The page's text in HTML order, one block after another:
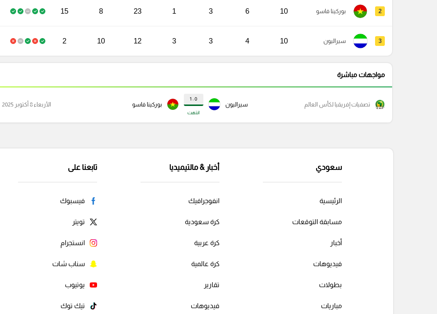
2 بوركينا فاسو 10
6
3
1
23
8
15
3 سيراليون 10
4
3
3
12
10
2
مواجهات مباشرة
سيراليون
0 : 1
انتهت
بوركينا فاسو تصفيات إفريقيا لكأس العالم الأربعاء 8 أكتوبر 2025
سعودي
الرئيسية
مسابقة التوقعات
أخبار
فيديوهات
بطولات
مباريات
أخبار & مالتيميديا
انفوجرافيك
كرة سعودية
كرة عربية
كرة عالمية
تقارير
فيديوهات
تابعنا على
فيسبوك
تويتر
انستجرام
سناب شات
يوتيوب
تيك توك